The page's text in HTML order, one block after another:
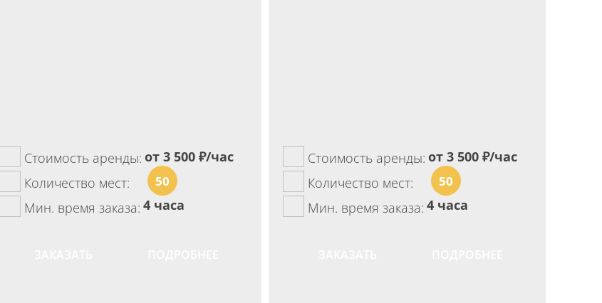
Стоимость аренды: от 3 500 ₽/час
Количество мест:
50
Мин. время заказа: 4 часа
Стоимость аренды: от 3 500₽/час
Количество мест:
50
Мин. время заказа: 4 часа